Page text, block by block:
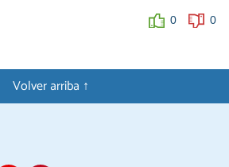
0 0
Volver arriba ↑